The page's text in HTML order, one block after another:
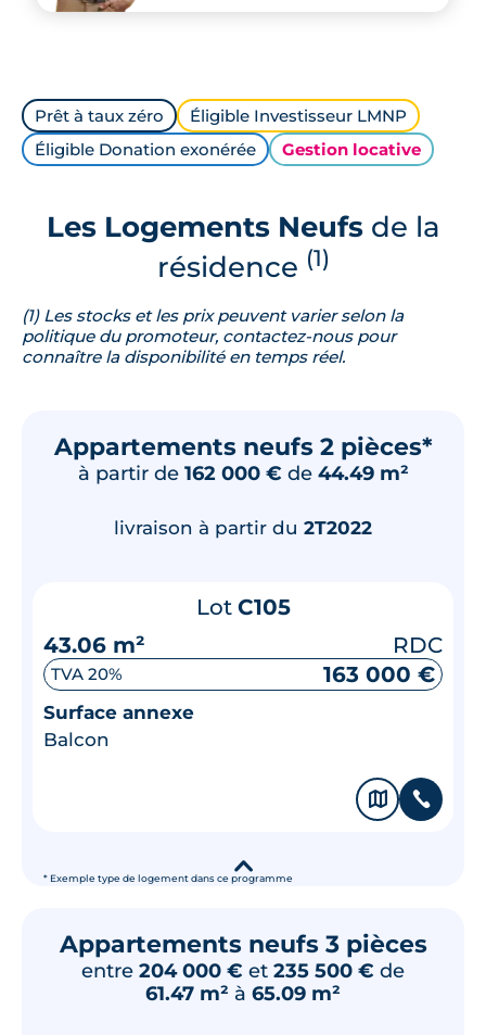
Prêt à taux zéro
Éligible Investisseur LMNP
Éligible Donation exonérée
Gestion locative
Les Logements Neufsde la
résidence (1)
(1) Les stocks et les prix peuvent varier selon la
politique du promoteur, contactez-nous pour
connaître la disponibilité en temps réel.
Appartements neufs 2 pièces*
à partir de 162 000 € de 44.49 m²
* Exemple type de logement dans ce programme
livraison à partir du 2T2022
Lot C105
43.06 m²
RDC
TVA 20% 163 000 €
Surface annexe
Balcon
🗞 📞
▾
Appartements neufs 3 pièces
entre 204 000 € et 235 500 € de
61.47 m² à 65.09 m²